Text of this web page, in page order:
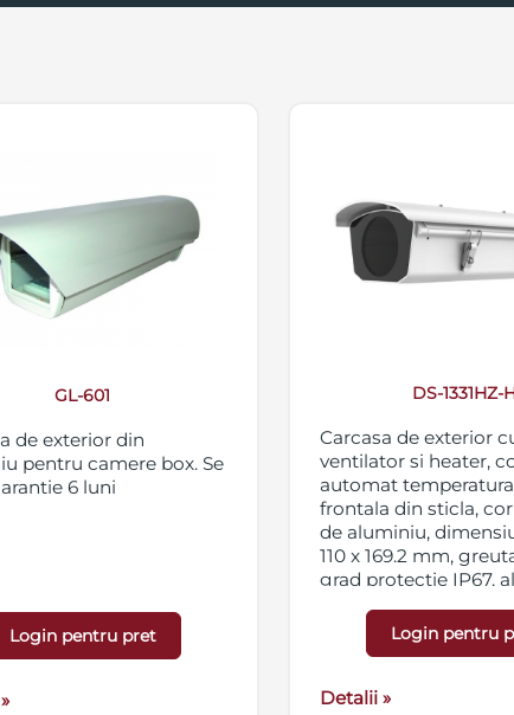
GL-601
de exterior din
pentru camere box. Se
6 luni
Login pentru pret
DS-1331HZ-
Carcasa de exterior
ventilator si heater,
automat
frontala din sticla,
de aluminiu,
110 x 169.2 mm,
grad protectie IP67,
60W heaterLogin pentru
Detalii »